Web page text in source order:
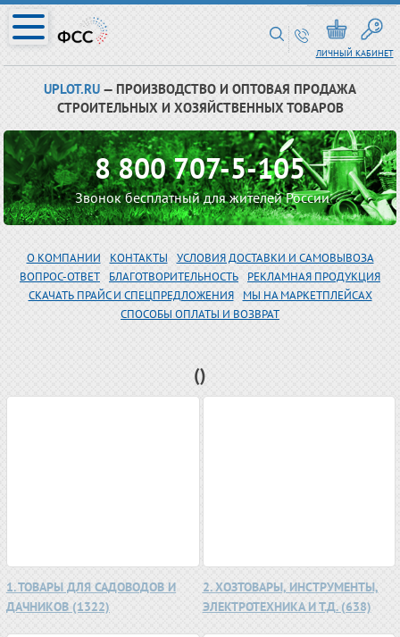
ЛИЧНЫЙ КАБИНЕТ
UPLOT.RU — ПРОИЗВОДСТВО И ОПТОВАЯ ПРОДАЖА
СТРОИТЕЛЬНЫХ И ХОЗЯЙСТВЕННЫХ ТОВАРОВ
8 800 707-5-105
Звонок бесплатный для жителей России
О КОМПАНИИ КОНТАКТЫ
УСЛОВИЯ ДОСТАВКИ И САМОВЫВОЗА
ВОПРОС-ОТВЕТ
БЛАГОТВОРИТЕЛЬНОСТЬ
РЕКЛАМНАЯ ПРОДУКЦИЯ
СКАЧАТЬ ПРАЙС И СПЕЦПРЕДЛОЖЕНИЯ
МЫ НА МАРКЕТПЛЕЙСАХ
СПОСОБЫ ОПЛАТЫ И ВОЗВРАТ
()
1. ТОВАРЫ ДЛЯ САДОВОДОВ И
ДАЧНИКОВ (1322)
2. ХОЗТОВАРЫ, ИНСТРУМЕНТЫ,
ЭЛЕКТРОТЕХНИКА И Т.Д. (638)